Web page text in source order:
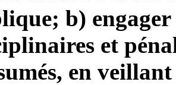
b) engager
et
en